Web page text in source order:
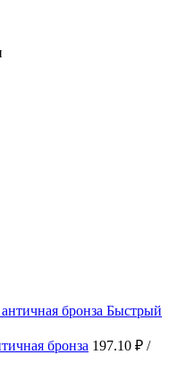
Быстрый
бронза 197.10 ₽ /